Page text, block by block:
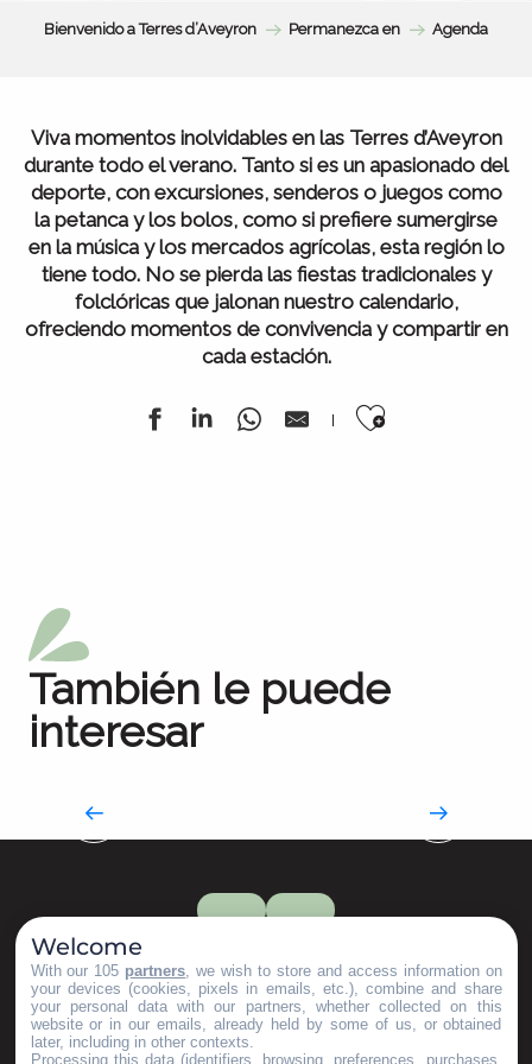
Bienvenido a Terres d’Aveyron Permanezca en Agenda
Viva momentos inolvidables en las Terres d’Aveyron
durante todo el verano. Tanto si es un apasionado del
deporte, con excursiones, senderos o juegos como
la petanca y los bolos, como si prefiere sumergirse
en la música y los mercados agrícolas, esta región lo
tiene todo. No se pierda las fiestas tradicionales y
folclóricas que jalonan nuestro calendario,
ofreciendo momentos de convivencia y compartir en
cada estación.
Ajouter
También le puede
interesar
Especialidades del Aveyron
Welcome
With our 105 partners , we wish to store and access information on
your devices (cookies, pixels in emails, etc.), combine and share
your personal data with our partners, whether collected on this
website or in our emails, already held by some of us, or obtained
later, including in other contexts.
Processing this data (identifiers, browsing, preferences, purchases,